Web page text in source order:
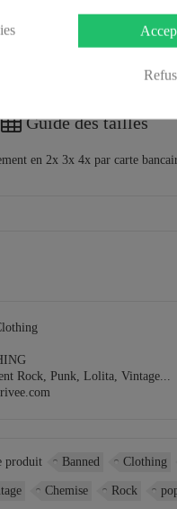
et la livraison est offerte !
Guide des tailles
Rock, Punk, Lolita, Vintage...
produit Banned Clothing
Chemise Rock